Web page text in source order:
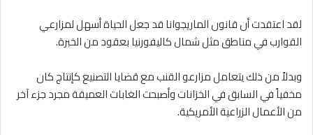
لقد اعتقدت أن قانون الماريجوانا قد جعل الحياة أسهل لمزارعي
القوارب في مناطق مثل شمال كاليفورنيا بعقود من الخبرة.
وبدلاً من ذلك يتعامل مزارعو القنب مع قضايا التصنيع كإنتاج كان
مخفياً في السابق في الخزانات وأصبحت الغابات العميقة مجرد جزء آخر
من الأعمال الزراعية الأمريكية.